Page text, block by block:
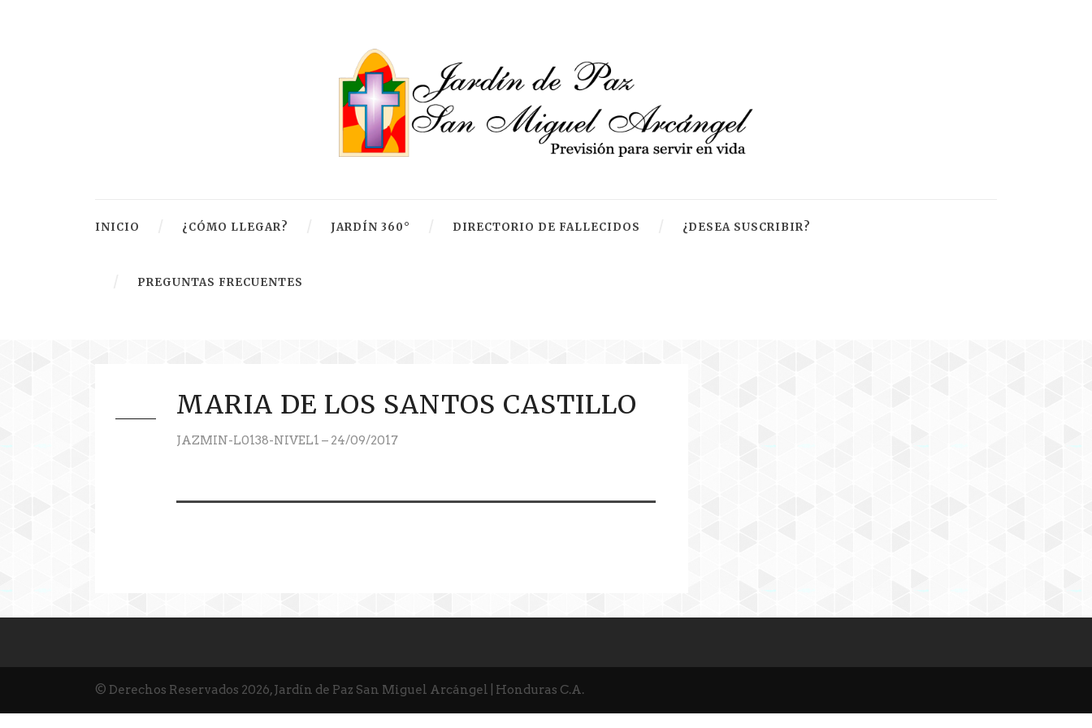
INICIO ¿CÓMO LLEGAR? JARDÍN 360° DIRECTORIO DE FALLECIDOS ¿DESEA SUSCRIBIR?
PREGUNTAS FRECUENTES
MARIA DE LOS SANTOS CASTILLO
JAZMIN-L0138-NIVEL1 – 24/09/2017
© Derechos Reservados 2026, Jardín de Paz San Miguel Arcángel | Honduras C.A.